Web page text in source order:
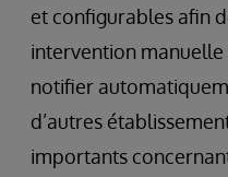
et configurables afin
intervention
notifier
d’autres
importants